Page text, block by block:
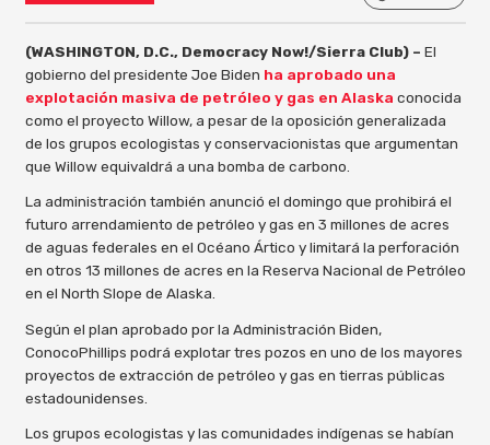
(WASHINGTON, D.C., Democracy Now!/Sierra Club) – El
gobierno del presidente Joe Biden ha aprobado una
explotación masiva de petróleo y gas en Alaska conocida
como el proyecto Willow, a pesar de la oposición generalizada
de los grupos ecologistas y conservacionistas que argumentan
que Willow equivaldrá a una bomba de carbono.
La administración también anunció el domingo que prohibirá el
futuro arrendamiento de petróleo y gas en 3 millones de acres
de aguas federales en el Océano Ártico y limitará la perforación
en otros 13 millones de acres en la Reserva Nacional de Petróleo
en el North Slope de Alaska.
Según el plan aprobado por la Administración Biden,
ConocoPhillips podrá explotar tres pozos en uno de los mayores
proyectos de extracción de petróleo y gas en tierras públicas
estadounidenses.
Los grupos ecologistas y las comunidades indígenas se habían